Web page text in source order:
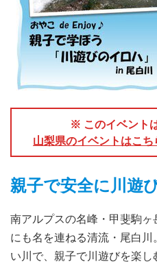
※ このイベント
山梨県のイベントはこち
親子で安全に川遊
南アルプスの名峰・甲斐駒ヶ
にも名を連ねる清流・尾白
い川で、親子で川遊びを楽